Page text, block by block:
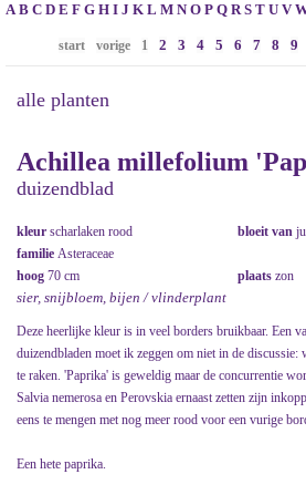
A B C D E F G H I J K L M N O P Q R S T U V
start vorige 1 2 3 4 5 6 7 8 9
alle planten
Achillea millefolium
duizendblad
kleur scharlaken rood bloeit van
familie Asteraceae
hoog 70 cm plaats zon
sier, snijbloem, bijen / vlinderplant
Deze heerlijke kleur is in veel borders bruikbaar. Een
duizendbladen moet ik zeggen om niet in de discussie:
te raken. 'Paprika' is geweldig maar de concurrentie
Salvia nemerosa en Perovskia ernaast zetten zijn
eens te mengen met nog meer rood voor een vurige
Een hete paprika.